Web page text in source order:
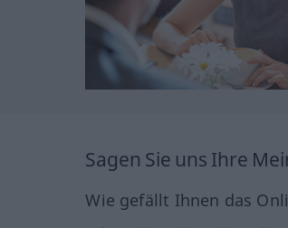
Sagen Sie uns Ihre
Wie gefällt Ihnen das